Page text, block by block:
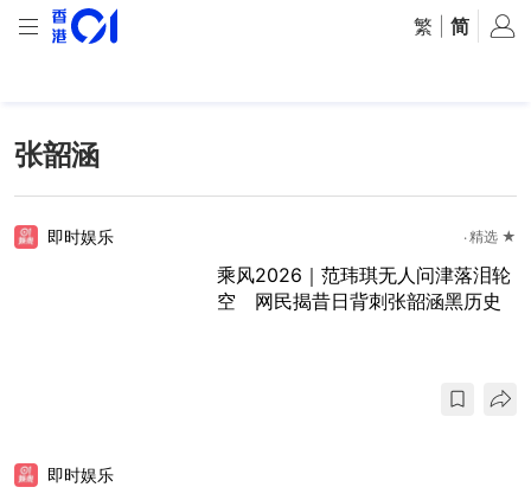
繁 简
张韶涵
即时娱乐 精选 ★
乘风2026｜范玮琪无人问津落泪轮
空 网民揭昔日背刺张韶涵黑历史
即时娱乐